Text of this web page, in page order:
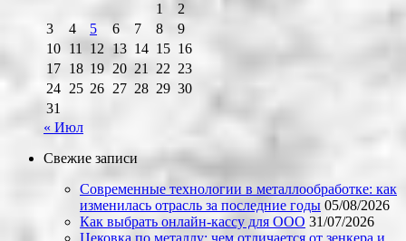
1
2
3
4 5 6 7 8
9
10 11 12 13 14 15 16
17 18 19 20 21 22 23
24 25 26 27 28 29 30
31
« Июл
Свежие записи
Современные технологии в металлообработке: как
изменилась отрасль за последние годы 05/08/2026
Как выбрать онлайн-кассу для ООО 31/07/2026
Цековка по металлу: чем отличается от зенкера и